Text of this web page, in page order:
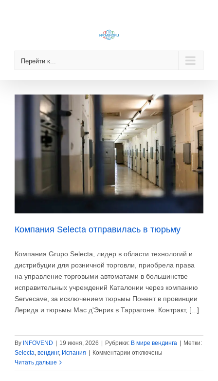
Перейти к...
Компания Selecta отправилась в тюрьму
Компания Grupo Selecta, лидер в области технологий и
дистрибуции для розничной торговли, приобрела права
на управление торговыми автоматами в большинстве
исправительных учреждений Каталонии через компанию
Servecave, за исключением тюрьмы Понент в провинции
Лерида и тюрьмы Мас д'Энрик в Таррагоне. Контракт, [...]
By INFOVEND 19 июня, 2026 Рубрики: В мире вендинга
Метки:
Selecta, вендинг, Испания Комментарии к
Компания
отключены
Читать дальше